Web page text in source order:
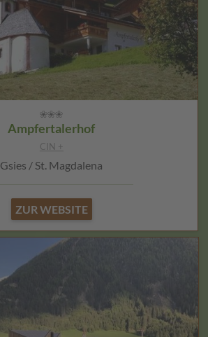
Ampfertalerhof
CIN +
Gsies / St. Magdalena
ZUR WEBSITE